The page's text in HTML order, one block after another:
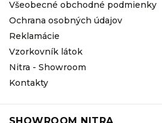
Všeobecné obchodné podmienky
Ochrana osobných údajov
Reklamácie
Vzorkovník látok
Nitra - Showroom
Kontakty
SHOWROOM NITRA